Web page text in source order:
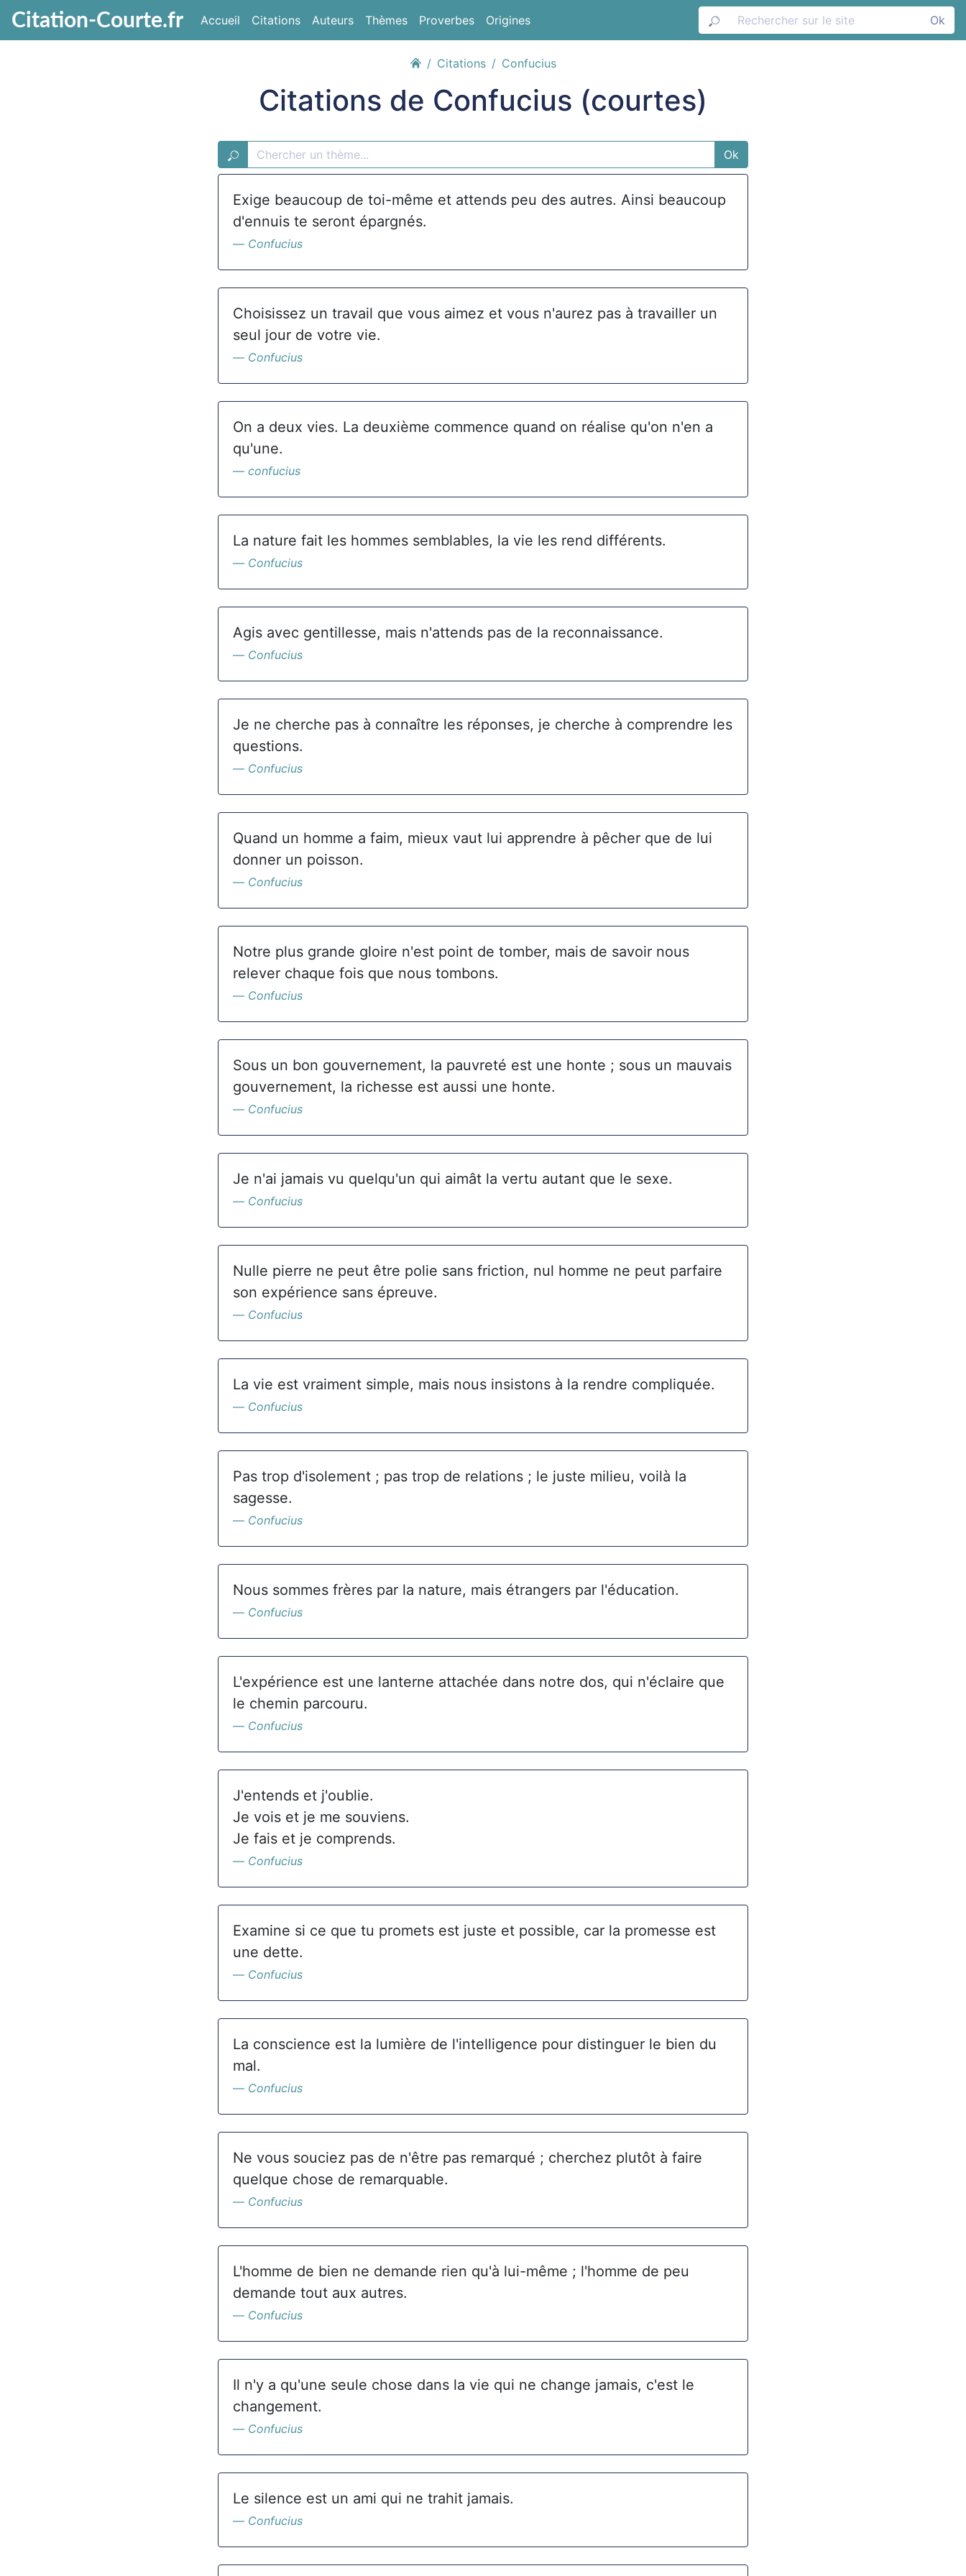
Citation-Courte.fr Accueil Citations Auteurs Thèmes Proverbes Origines Ok
Citations Confucius
Citations de Confucius (courtes)
Ok
Exige beaucoup de toi-même et attends peu des autres. Ainsi beaucoup
d'ennuis te seront épargnés.
Confucius
Choisissez un travail que vous aimez et vous n'aurez pas à travailler un
seul jour de votre vie.
Confucius
On a deux vies. La deuxième commence quand on réalise qu'on n'en a
qu'une.
confucius
La nature fait les hommes semblables, la vie les rend différents.
Confucius
Agis avec gentillesse, mais n'attends pas de la reconnaissance.
Confucius
Je ne cherche pas à connaître les réponses, je cherche à comprendre les
questions.
Confucius
Quand un homme a faim, mieux vaut lui apprendre à pêcher que de lui
donner un poisson.
Confucius
Notre plus grande gloire n'est point de tomber, mais de savoir nous
relever chaque fois que nous tombons.
Confucius
Sous un bon gouvernement, la pauvreté est une honte ; sous un mauvais
gouvernement, la richesse est aussi une honte.
Confucius
Je n'ai jamais vu quelqu'un qui aimât la vertu autant que le sexe.
Confucius
Nulle pierre ne peut être polie sans friction, nul homme ne peut parfaire
son expérience sans épreuve.
Confucius
La vie est vraiment simple, mais nous insistons à la rendre compliquée.
Confucius
Pas trop d'isolement ; pas trop de relations ; le juste milieu, voilà la
sagesse.
Confucius
Nous sommes frères par la nature, mais étrangers par l'éducation.
Confucius
L'expérience est une lanterne attachée dans notre dos, qui n'éclaire que
le chemin parcouru.
Confucius
J'entends et j'oublie.
Je vois et je me souviens.
Je fais et je comprends.
Confucius
Examine si ce que tu promets est juste et possible, car la promesse est
une dette.
Confucius
La conscience est la lumière de l'intelligence pour distinguer le bien du
mal.
Confucius
Ne vous souciez pas de n'être pas remarqué ; cherchez plutôt à faire
quelque chose de remarquable.
Confucius
L'homme de bien ne demande rien qu'à lui-même ; l'homme de peu
demande tout aux autres.
Confucius
Il n'y a qu'une seule chose dans la vie qui ne change jamais, c'est le
changement.
Confucius
Le silence est un ami qui ne trahit jamais.
Confucius